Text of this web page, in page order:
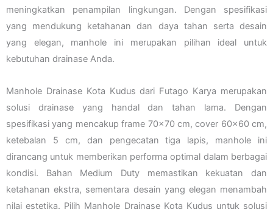
meningkatkan penampilan lingkungan. Dengan spesifikasi
yang mendukung ketahanan dan daya tahan serta desain
yang elegan, manhole ini merupakan pilihan ideal untuk
kebutuhan drainase Anda.
Manhole Drainase Kota Kudus dari Futago Karya merupakan
solusi drainase yang handal dan tahan lama. Dengan
spesifikasi yang mencakup frame 70×70 cm, cover 60×60 cm,
ketebalan 5 cm, dan pengecatan tiga lapis, manhole ini
dirancang untuk memberikan performa optimal dalam berbagai
kondisi. Bahan Medium Duty memastikan kekuatan dan
ketahanan ekstra, sementara desain yang elegan menambah
nilai estetika. Pilih Manhole Drainase Kota Kudus untuk solusi